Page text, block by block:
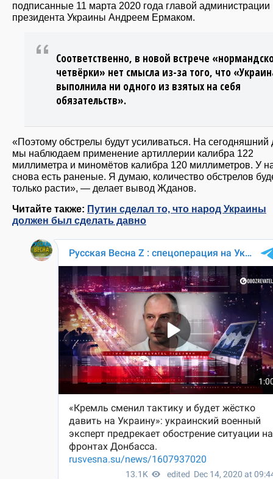
подписанные 11 марта 2020 года главой администрации
президента Украины Андреем Ермаком.
Соответственно, в новой встрече
четвёрки» нет смысла из-за того, что
выполнила ни одного из взятых на себя
обязательств».
«Поэтому обстрелы будут усиливаться. На сегодняшний
мы наблюдаем применение артиллерии калибра 122
миллиметра и миномётов калибра 120 миллиметров. У
снова есть раненые. Я думаю, количество обстрелов
только расти», — делает вывод Жданов.
Читайте также: Путин сделал то, что народ Украины
должен был сделать давно